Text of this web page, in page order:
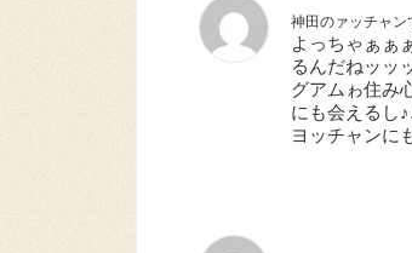
神田のァッチャン
よっちゃぁぁ
るんだねッッ
グアムゎ住み
にも会えるし
ヨッチャンに